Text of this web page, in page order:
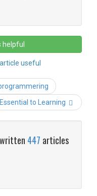
helpful
useful
to Learning
447 articles